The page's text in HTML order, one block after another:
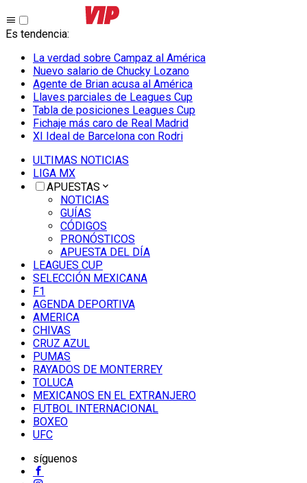
Es tendencia:
La verdad sobre Campaz al América
Nuevo salario de Chucky Lozano
Agente de Brian acusa al América
Llaves parciales de Leagues Cup
Tabla de posiciones Leagues Cup
Fichaje más caro de Real Madrid
XI Ideal de Barcelona con Rodri
ULTIMAS NOTICIAS
LIGA MX
APUESTAS
NOTICIAS
GUÍAS
CÓDIGOS
PRONÓSTICOS
APUESTA DEL DÍA
LEAGUES CUP
SELECCIÓN MEXICANA
F1
AGENDA DEPORTIVA
AMERICA
CHIVAS
CRUZ AZUL
PUMAS
RAYADOS DE MONTERREY
TOLUCA
MEXICANOS EN EL EXTRANJERO
FUTBOL INTERNACIONAL
BOXEO
UFC
síguenos